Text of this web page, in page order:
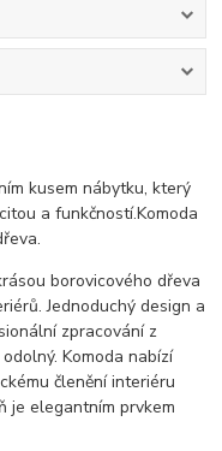
kusem nábytku, který
a funkčností.Komoda
borovicového dřeva
Jednoduchý design a
zpracování z
odolný.Komoda nabízí
členění interiéru
je elegantním prvkem